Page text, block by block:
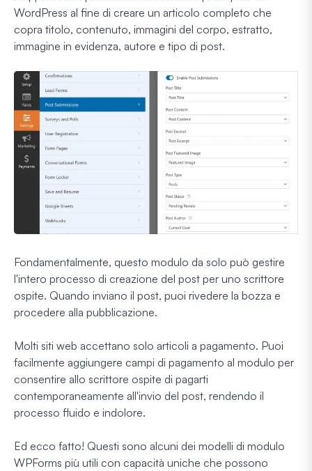
WordPress al fine di creare un articolo completo che
copra titolo, contenuto, immagini del corpo, estratto,
immagine in evidenza, autore e tipo di post.
Fondamentalmente, questo modulo da solo può gestire
l'intero processo di creazione del post per uno scrittore
ospite. Quando inviano il post, puoi rivedere la bozza e
procedere alla pubblicazione.
Molti siti web accettano solo articoli a pagamento. Puoi
facilmente aggiungere campi di pagamento al modulo per
consentire allo scrittore ospite di pagarti
contemporaneamente all'invio del post, rendendo il
processo fluido e indolore.
Ed ecco fatto! Questi sono alcuni dei modelli di modulo
WPForms più utili con capacità uniche che possono